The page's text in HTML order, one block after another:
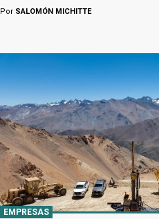
Por SALOMÓN MICHITTE
EMPRESAS